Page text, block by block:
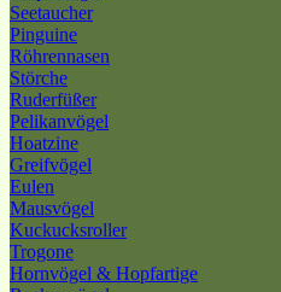
Seetaucher
Pinguine
Röhrennasen
Störche
Ruderfüßer
Pelikanvögel
Hoatzine
Greifvögel
Eulen
Mausvögel
Kuckucksroller
Trogone
Hornvögel & Hopfartige